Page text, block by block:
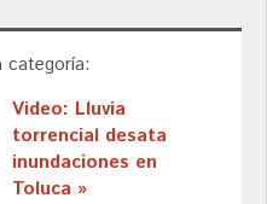
categoría:
Video: Lluvia
torrencial desata
inundaciones en
Toluca »